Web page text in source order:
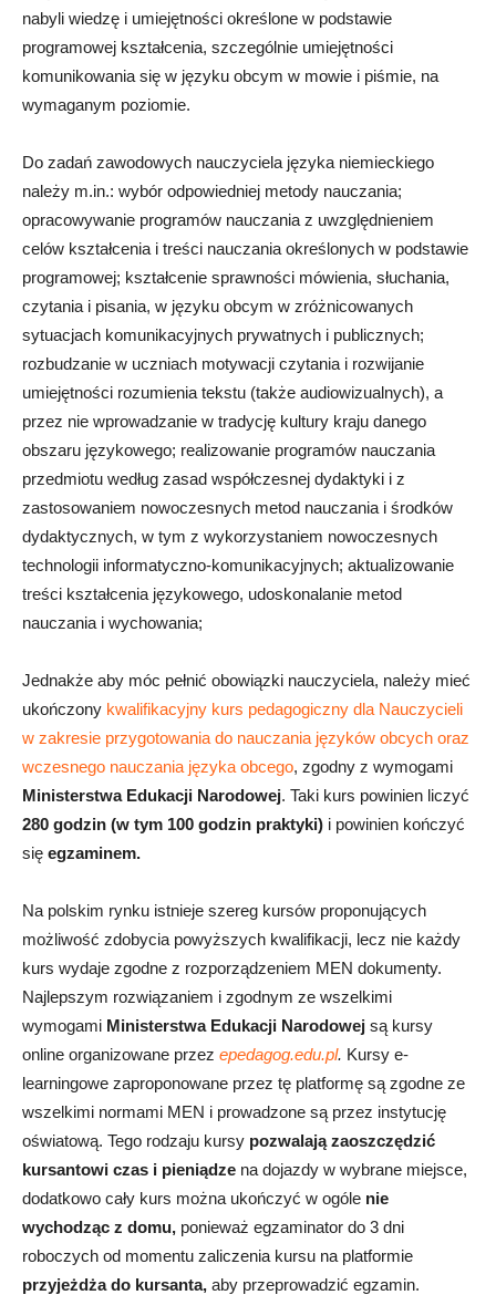
nabyli wiedzę i umiejętności określone w podstawie
programowej kształcenia, szczególnie umiejętności
komunikowania się w języku obcym w mowie i piśmie, na
wymaganym poziomie.
Do zadań zawodowych nauczyciela języka niemieckiego
należy m.in.: wybór odpowiedniej metody nauczania;
opracowywanie programów nauczania z uwzględnieniem
celów kształcenia i treści nauczania określonych w podstawie
programowej; kształcenie sprawności mówienia, słuchania,
czytania i pisania, w języku obcym w zróżnicowanych
sytuacjach komunikacyjnych prywatnych i publicznych;
rozbudzanie w uczniach motywacji czytania i rozwijanie
umiejętności rozumienia tekstu (także audiowizualnych), a
przez nie wprowadzanie w tradycję kultury kraju danego
obszaru językowego; realizowanie programów nauczania
przedmiotu według zasad współczesnej dydaktyki i z
zastosowaniem nowoczesnych metod nauczania i środków
dydaktycznych, w tym z wykorzystaniem nowoczesnych
technologii informatyczno-komunikacyjnych; aktualizowanie
treści kształcenia językowego, udoskonalanie metod
nauczania i wychowania;
Jednakże aby móc pełnić obowiązki nauczyciela, należy mieć
ukończony kwalifikacyjny kurs pedagogiczny dla Nauczycieli
w zakresie przygotowania do nauczania języków obcych oraz
wczesnego nauczania języka obcego, zgodny z wymogami
Ministerstwa Edukacji Narodowej. Taki kurs powinien liczyć
280 godzin (w tym 100 godzin praktyki) i powinien kończyć
się egzaminem.
Na polskim rynku istnieje szereg kursów proponujących
możliwość zdobycia powyższych kwalifikacji, lecz nie każdy
kurs wydaje zgodne z rozporządzeniem MEN dokumenty.
Najlepszym rozwiązaniem i zgodnym ze wszelkimi
wymogami Ministerstwa Edukacji Narodowej są kursy
online organizowane przez epedagog.edu.pl. Kursy e-
learningowe zaproponowane przez tę platformę są zgodne ze
wszelkimi normami MEN i prowadzone są przez instytucję
oświatową. Tego rodzaju kursy pozwalają zaoszczędzić
kursantowi czas i pieniądze na dojazdy w wybrane miejsce,
dodatkowo cały kurs można ukończyć w ogóle nie
wychodząc z domu, ponieważ egzaminator do 3 dni
roboczych od momentu zaliczenia kursu na platformie
przyjeżdża do kursanta, aby przeprowadzić egzamin.